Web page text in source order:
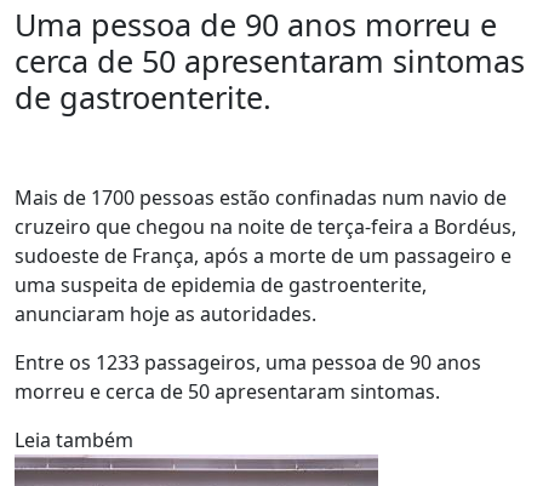
Uma pessoa de 90 anos morreu e
cerca de 50 apresentaram sintomas
de gastroenterite.
Mais de 1700 pessoas estão confinadas num navio de
cruzeiro que chegou na noite de terça-feira a Bordéus,
sudoeste de França, após a morte de um passageiro e
uma suspeita de epidemia de gastroenterite,
anunciaram hoje as autoridades.
Entre os 1233 passageiros, uma pessoa de 90 anos
morreu e cerca de 50 apresentaram sintomas.
Leia também